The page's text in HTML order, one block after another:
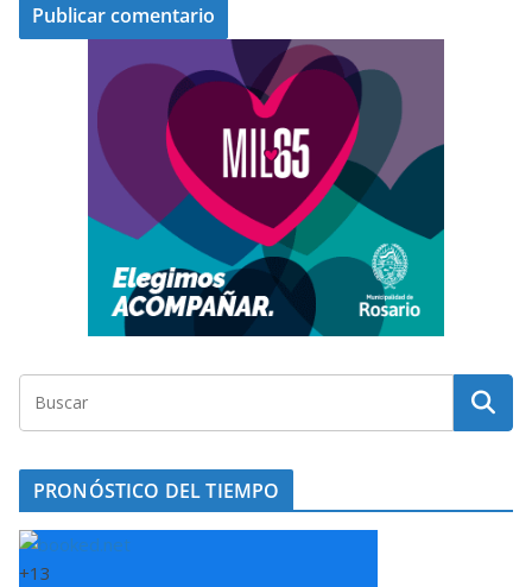
PRONÓSTICO DEL TIEMPO
+13